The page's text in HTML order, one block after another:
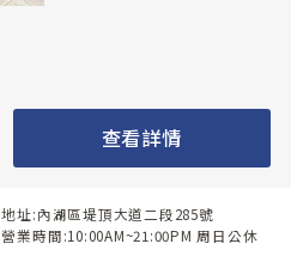
查看詳情
地址:內湖區堤頂大道二段285號
營業時間:10:00AM~21:00PM 周日公休